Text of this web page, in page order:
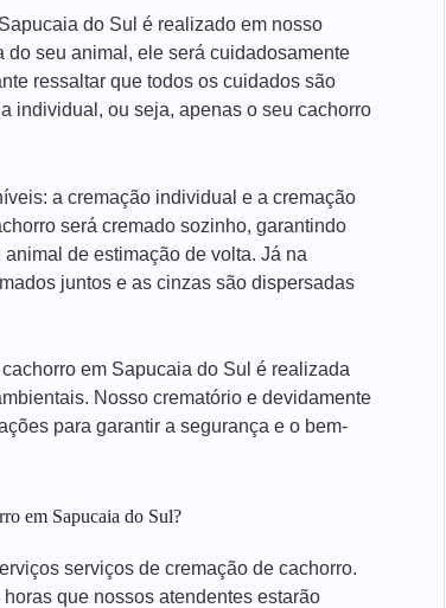
do Sul é realizado em nosso
seu animal, ele será cuidadosamente
ressaltar que todos os cuidados são
individual, ou seja, apenas o seu cachorro
a cremação individual e a cremação
será cremado sozinho, garantindo
de estimação de volta. Já na
juntos e as cinzas são dispersadas
em Sapucaia do Sul é realizada
Nosso crematório e devidamente
para garantir a segurança e o bem-
em Sapucaia do Sul?
serviços de cremação de cachorro.
que nossos atendentes estarão